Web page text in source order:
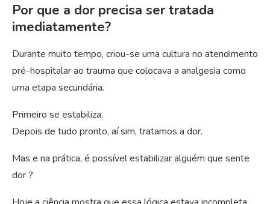
Por que a dor precisa ser tratada
imediatamente?
Durante muito tempo, criou-se uma cultura no atendimento
pré-hospitalar ao trauma que colocava a analgesia como
uma etapa secundária.
Primeiro se estabiliza.
Depois de tudo pronto, aí sim, tratamos a dor.
Mas e na prática, é possível estabilizar alguém que sente
dor ?